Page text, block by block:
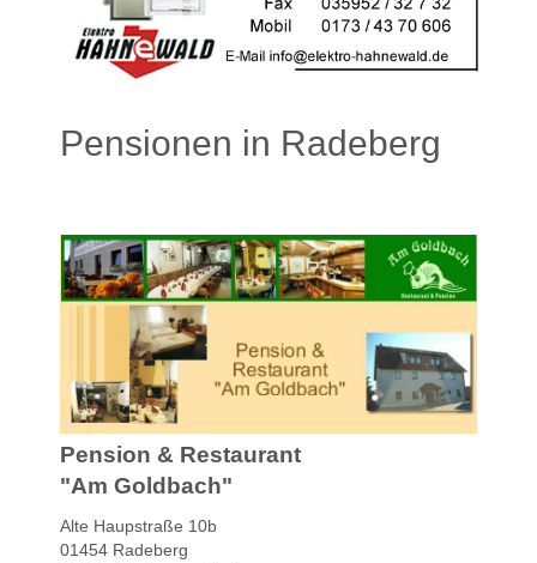
Pensionen in Radeberg
Pension & Restaurant
"Am Goldbach"
Alte Haupstraße 10b
01454 Radeberg